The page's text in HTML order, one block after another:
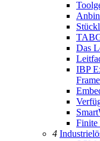
Das
IBP
Finite
4